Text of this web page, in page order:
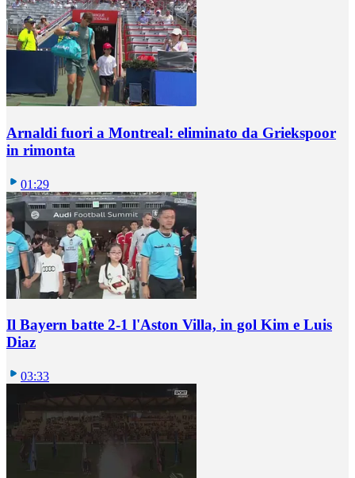
Arnaldi fuori a Montreal: eliminato da Griekspoor
in rimonta
01:29
Il Bayern batte 2-1 l'Aston Villa, in gol Kim e Luis
Diaz
03:33